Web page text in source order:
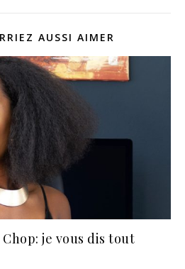
AUSSI AIMER
je vous dis tout